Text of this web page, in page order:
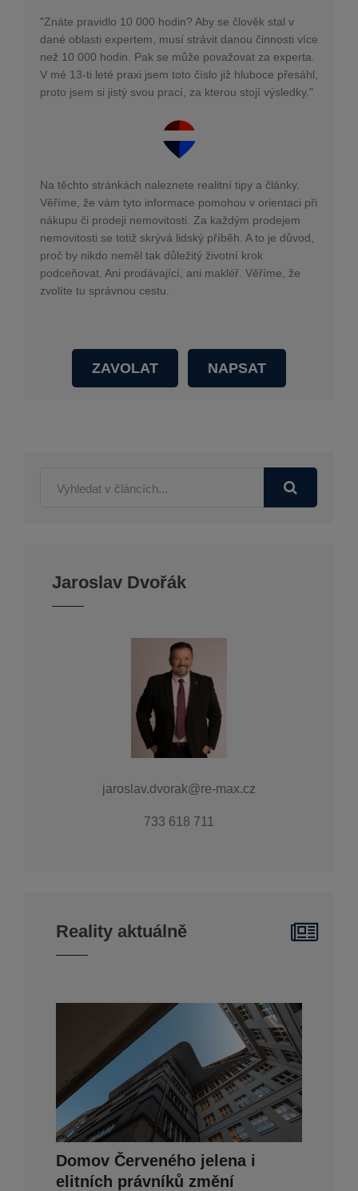
"Znáte pravidlo 10 000 hodin? Aby se člověk stal v
dané oblasti expertem, musí strávit danou činnosti více
než 10 000 hodin. Pak se může považovat za experta.
V mé 13-ti leté praxi jsem toto číslo již hluboce přesáhl,
proto jsem si jistý svou prací, za kterou stojí výsledky."
Na těchto stránkách naleznete realitní tipy a články.
Věříme, že vám tyto informace pomohou v orientaci při
nákupu či prodeji nemovitosti. Za každým prodejem
nemovitosti se totiž skrývá lidský příběh. A to je důvod,
proč by nikdo neměl tak důležitý životní krok
podceňovat. Ani prodávající, ani makléř. Věříme, že
zvolíte tu správnou cestu.
ZAVOLAT NAPSAT
Jaroslav Dvořák
jaroslav.dvorak@re-max.cz
733 618 711
Reality aktuálně
Domov Červeného jelena i
elitních právníků změní